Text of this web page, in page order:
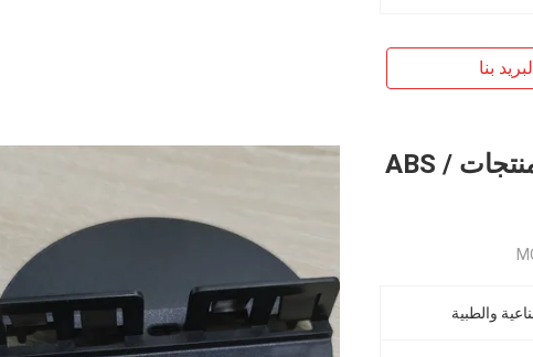
بنا
أجزاء معدلة بلاستيكية مخصصة لمنتجات ABS /
والطبية